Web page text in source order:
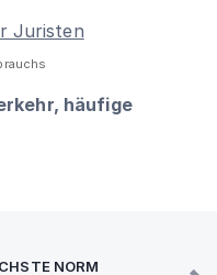
Juristen
häufige
NORM